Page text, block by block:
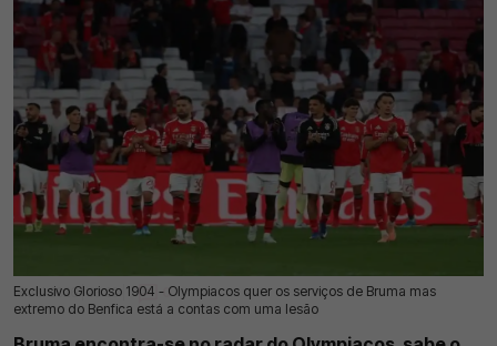
Exclusivo Glorioso 1904 - Olympiacos quer os serviços de Bruma mas
extremo do Benfica está a contas com uma lesão
18 Jul 2026 | 03:00 | 0